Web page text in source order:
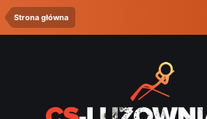
Strona główna